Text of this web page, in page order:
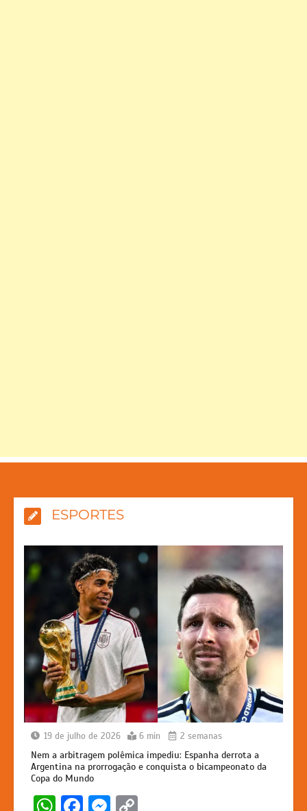
ESPORTES
19 de julho de 2026 6 min 2 semanas
Nem a arbitragem polêmica impediu: Espanha derrota a
Argentina na prorrogação e conquista o bicampeonato da
Copa do Mundo